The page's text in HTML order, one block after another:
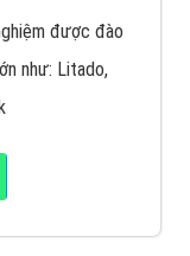
Google
Nghiệp